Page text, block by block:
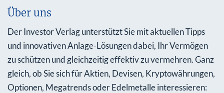
Über uns
Der Investor Verlag unterstützt Sie mit aktuellen Tipps
und innovativen Anlage-Lösungen dabei, Ihr Vermögen
zu schützen und gleichzeitig effektiv zu vermehren. Ganz
gleich, ob Sie sich für Aktien, Devisen, Kryptowährungen,
Optionen, Megatrends oder Edelmetalle interessieren: